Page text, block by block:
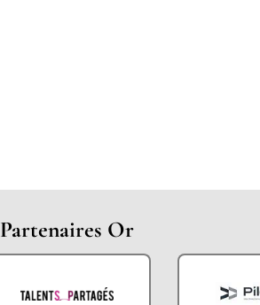
Partenaires Or